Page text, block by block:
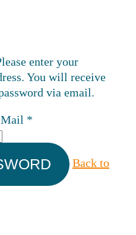
enter your
You will receive
via email.
Mail *
Back to